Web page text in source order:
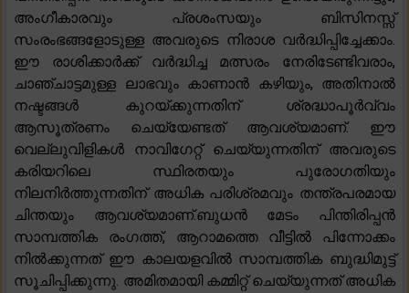
അംഗീകാരവും പ്രശംസയും ബിസിനസ്സ്
സംരംഭങ്ങളോടുള്ള അവരുടെ നിരാശ വർദ്ധിപ്പിച്ചേക്കാം.
ഈ രാശിക്കാർക്ക് വർദ്ധിച്ച മത്സരം നേരിടേണ്ടിവരാം,
ചാഞ്ചാട്ടമുള്ള ലാഭവും കാണാൻ കഴിയും, അതിനാൽ
നഷ്ടങ്ങൾ കുറയ്ക്കുന്നതിന് ശ്രദ്ധാപൂർവ്വം
ആസൂത്രണം ചെയ്യേണ്ടത് ആവശ്യമാണ്. ഈ
വെല്ലുവിളികൾ നാവിഗേറ്റ് ചെയ്യുന്നതിന് അവരുടെ
കരിയറിലെ സ്ഥിരതയും പുരോഗതിയും
നിലനിർത്തുന്നതിന് അധിക പരിശ്രമവും തന്ത്രപരമായ
ചിന്തയും ആവശ്യമാണ്.ബുധൻ മേടം പിന്തിരിപ്പൻ
സാമ്പത്തിക രംഗത്ത്, ആറാമത്തെ വീട്ടിൽ പിന്നോക്കം
നിൽക്കുന്നത് ഈ കാലയളവിൽ സാമ്പത്തിക ബുദ്ധിമുട്ട്
സൂചിപ്പിക്കുന്നു. അമിതമായി കമ്മിറ്റ് ചെയ്യുന്നത് അധിക